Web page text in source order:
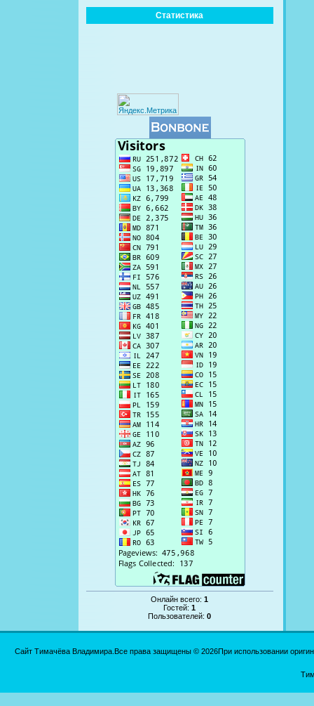
Статистика
Онлайн всего:1
Гостей:1
Пользователей:0
Сайт Тимачёва Владимира.Все права защищены © 2026При использовании